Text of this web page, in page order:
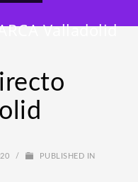
Valladolid
/
PUBLISHED IN